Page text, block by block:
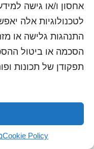
אחסון ו/או גישה
לטכנולוגיות אלה
התנהגות גלישה או
הסכמה או ביטול
תפקודן של תכונות
Cookie Policy